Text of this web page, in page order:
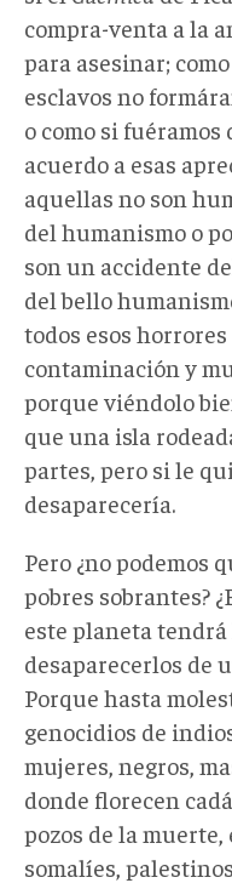
compra-venta a la
para asesinar;
esclavos no
o como si
acuerdo a esas
aquellas no son
del humanismo o
son un accidente
del bello
todos esos
contaminación y
porque viéndolo
que una isla
partes, pero si le
desaparecería.
Pero ¿no podemos
pobres sobrantes?
este planeta
desaparecerlos de
Porque hasta
genocidios de
mujeres, negros,
donde florecen
pozos de la
somalíes,